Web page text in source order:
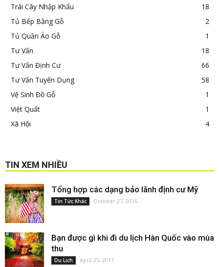
Trái Cây Nhập Khẩu
18
Tủ Bếp Bằng Gỗ
2
Tủ Quần Áo Gỗ
1
Tư Vấn
18
Tư Vấn Định Cư
66
Tư Vấn Tuyển Dụng
58
Vệ Sinh Đồ Gỗ
1
Việt Quất
1
Xã Hội
4
TIN XEM NHIỀU
Tổng hợp các dạng bảo lãnh định cư Mỹ
Tin Tức Khác October 27, 2016
Bạn được gì khi đi du lịch Hàn Quốc vào mùa
thu
Du Lịch April 25, 2017